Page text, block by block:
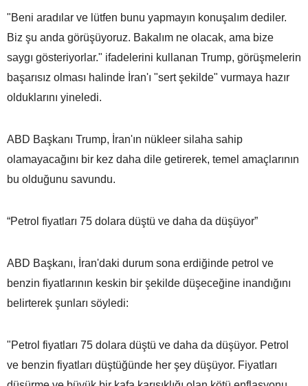
"Beni aradılar ve lütfen bunu yapmayın konuşalım dediler.
Biz şu anda görüşüyoruz. Bakalım ne olacak, ama bize
saygı gösteriyorlar." ifadelerini kullanan Trump, görüşmelerin
başarısız olması halinde İran'ı "sert şekilde" vurmaya hazır
olduklarını yineledi.
ABD Başkanı Trump, İran'ın nükleer silaha sahip
olamayacağını bir kez daha dile getirerek, temel amaçlarının
bu olduğunu savundu.
“Petrol fiyatları 75 dolara düştü ve daha da düşüyor”
ABD Başkanı, İran'daki durum sona erdiğinde petrol ve
benzin fiyatlarının keskin bir şekilde düşeceğine inandığını
belirterek şunları söyledi:
"Petrol fiyatları 75 dolara düştü ve daha da düşüyor. Petrol
ve benzin fiyatları düştüğünde her şey düşüyor. Fiyatları